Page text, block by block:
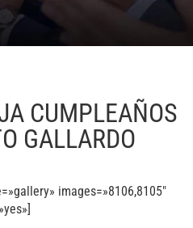
CUMPLEAÑOS
GALLARDO
images=»8106,8105″